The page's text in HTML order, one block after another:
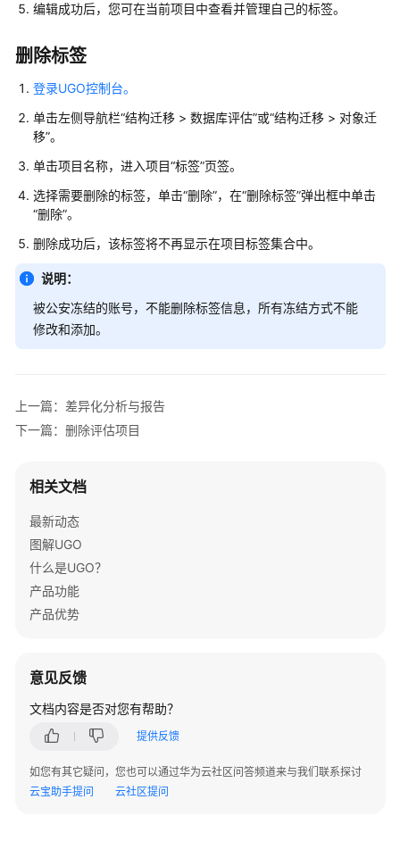
换
置
管
SQL
审
核
数
据
管
理
转
换
误
码
参
考
IAM
授
予
使
用
UGO
的
编辑成功后，您可在当前项目中查看并管理自己的标签。
删除标签
登录UGO控制台。
单击左侧导航栏“结构迁移 > 数据库评估”或“结构迁移 > 对象迁
移”。
单击项目名称，进入项目“标签”页签。
选择需要删除的标签，单击“删除”，在“删除标签”弹出框中单击
“删除”。
删除成功后，该标签将不再显示在项目标签集合中。
说明：
被公安冻结的账号，不能删除标签信息，所有冻结方式不能
修改和添加。
上一篇：差异化分析与报告
下一篇：删除评估项目
相关文档
最新动态
图解UGO
什么是UGO？
产品功能
产品优势
意见反馈
文档内容是否对您有帮助？
提供反馈
如您有其它疑问，您也可以通过华为云社区问答频道来与我们联系探讨
云宝助手提问
云社区提问